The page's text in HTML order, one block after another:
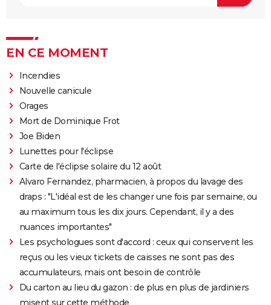
EN CE MOMENT
Incendies
Nouvelle canicule
Orages
Mort de Dominique Frot
Joe Biden
Lunettes pour l'éclipse
Carte de l'éclipse solaire du 12 août
Alvaro Fernandez, pharmacien, à propos du lavage des
draps : "L'idéal est de les changer une fois par semaine, ou
au maximum tous les dix jours. Cependant, il y a des
nuances importantes"
Les psychologues sont d'accord : ceux qui conservent les
reçus ou les vieux tickets de caisses ne sont pas des
accumulateurs, mais ont besoin de contrôle
Du carton au lieu du gazon : de plus en plus de jardiniers
misent sur cette méthode